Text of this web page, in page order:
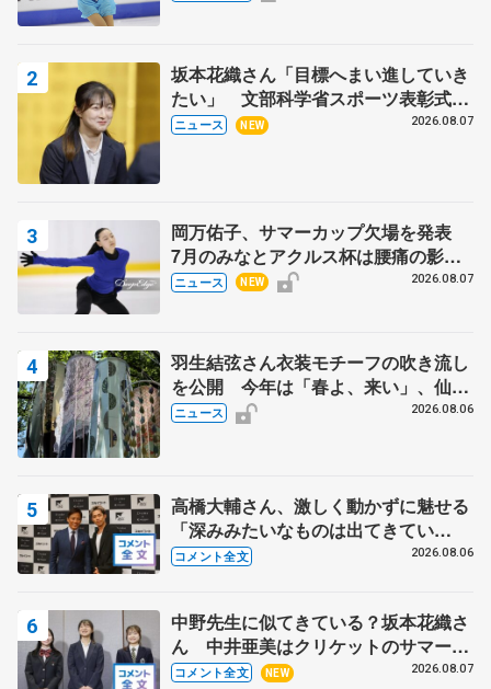
坂本花織さん「目標へまい進していき
たい」 文部科学省スポーツ表彰式で
代表謝辞
ニュース NEW 2026.08.07
岡万佑子、サマーカップ欠場を発表
7月のみなとアクルス杯は腰痛の影響
で
ニュース NEW 2026.08.07
羽生結弦さん衣装モチーフの吹き流し
を公開 今年は「春よ、来い」、仙台
の瑞鳳殿
ニュース 2026.08.06
高橋大輔さん、激しく動かずに魅せる
「深みみたいなものは出てきてい
る？」 〝兄さん〟と慕うレジェンド
コメント全文 2026.08.06
中野先生に似てきている？坂本花織さ
ん 中井亜美はクリケットのサマーキ
ャンプに 島田麻央はたくさん試合に
コメント全文 NEW 2026.08.07